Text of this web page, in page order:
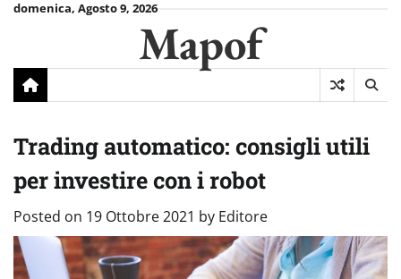
Skipdomenica, Agosto 9, 2026
Mapof
Trading automatico: consigli utili
per investire con i robot
Posted on 19 Ottobre 2021 by Editore